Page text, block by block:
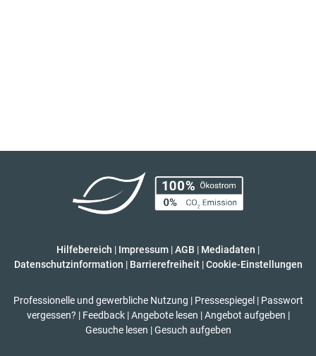
Hilfebereich | Impressum |AGB | Mediadaten |
Datenschutzinformation | Barrierefreiheit | Cookie-Einstellungen
Professionelle und gewerbliche Nutzung | Pressespiegel | Passwort
vergessen? | Feedback | Angebote lesen | Angebot aufgeben |
Gesuche lesen | Gesuch aufgeben